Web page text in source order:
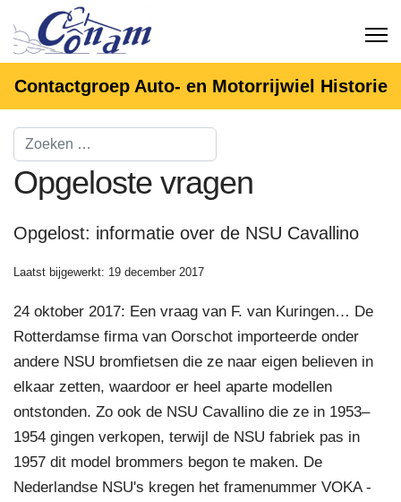
Contactgroep Auto- en Motorrijwiel Historie
Opgeloste vragen
Opgelost: informatie over de NSU Cavallino
Laatst bijgewerkt: 19 december 2017
24 oktober 2017: Een vraag van F. van Kuringen… De
Rotterdamse firma van Oorschot importeerde onder
andere NSU bromfietsen die ze naar eigen believen in
elkaar zetten, waardoor er heel aparte modellen
ontstonden. Zo ook de NSU Cavallino die ze in 1953–
1954 gingen verkopen, terwijl de NSU fabriek pas in
1957 dit model brommers begon te maken. De
Nederlandse NSU's kregen het framenummer VOKA -